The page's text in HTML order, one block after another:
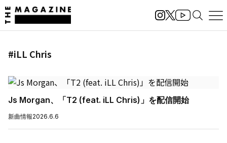
#iLL Chris
Js Morgan、「T2 (feat. iLL Chris)」を配信開始
新曲情報2026.6.6